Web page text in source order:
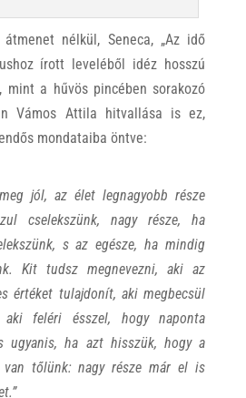
nélkül, Seneca, „Az idő
írott leveléből idéz hosszú
mint a hűvös pincében sorakozó
Vámos Attila hitvallása is ez,
mondataiba öntve:
jól, az élet legnagyobb része
cselekszünk, nagy része, ha
s az egésze, ha mindig
Kit tudsz megnevezni, aki az
értéket tulajdonít, aki megbecsül
aki feléri ésszel, hogy naponta
ugyanis, ha azt hisszük, hogy a
tőlünk: nagy része már el is